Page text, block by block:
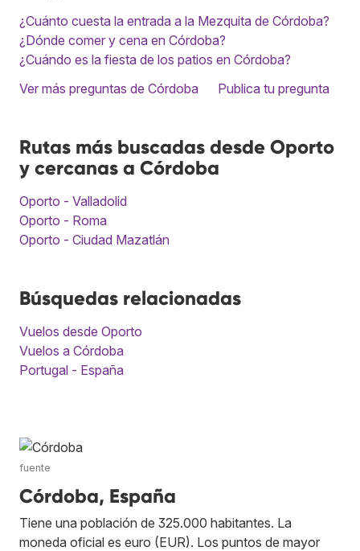
¿Cuánto cuesta la entrada a la Mezquita de Córdoba?
¿Dónde comer y cena en Córdoba?
¿Cuándo es la fiesta de los patios en Córdoba?
Ver más preguntas de Córdoba
Publica tu pregunta
Rutas más buscadas desde Oporto
y cercanas a Córdoba
Oporto - Valladolid
Oporto - Roma
Oporto - Ciudad Mazatlán
Búsquedas relacionadas
Vuelos desde Oporto
Vuelos a Córdoba
Portugal - España
fuente
Córdoba, España
Tiene una población de 325.000 habitantes. La
moneda oficial es euro (EUR). Los puntos de mayor